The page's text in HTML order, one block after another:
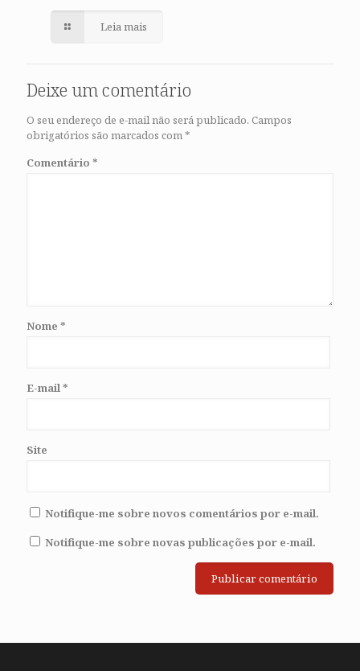
Leia mais
Deixe um comentário
O seu endereço de e-mail não será publicado. Campos
obrigatórios são marcados com*
Comentário *
Nome *
E-mail*
Site
Notifique-me sobre novos comentários por e-mail.
Notifique-me sobre novas publicações por e-mail.